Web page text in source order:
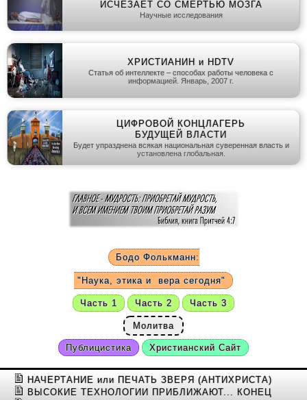
ИСЧЕЗАЕТ СО СМЕРТЬЮ МОЗГА
Научные исследования
ХРИСТИАНИН и HDTV
Статья об интеллекте – способах работы человека с
информацией. Январь, 2007 г.
ЦИФРОВОЙ КОНЦЛАГЕРЬ
БУДУЩЕЙ ВЛАСТИ
Будет упразднена всякая национальная суверенная власть и
установлена глобальная.
Бодо Фолькманн:
"Наука, этика и вера сегодня"
Часть 1 Часть 2 Часть 3
Молитва
Публицистика Христианский Сайт
НАЧЕРТАНИЕ или ПЕЧАТЬ ЗВЕРЯ (АНТИХРИСТА)
ВЫСОКИЕ ТЕХНОЛОГИИ ПРИБЛИЖАЮТ... КОНЕЦ